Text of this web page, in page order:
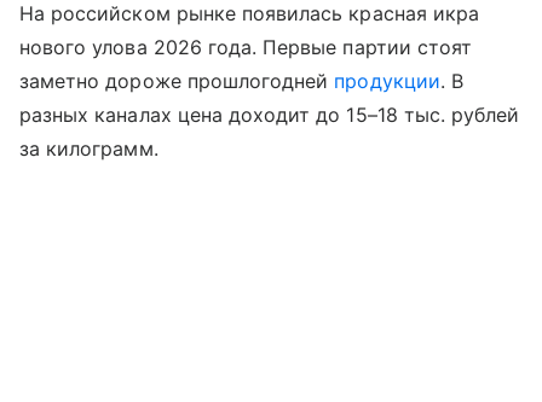
На российском рынке появилась красная икра
нового улова 2026 года. Первые партии стоят
заметно дороже прошлогодней продукции. В
разных каналах цена доходит до 15–18 тыс. рублей
за килограмм.